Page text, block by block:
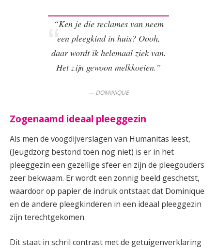
“Ken je die reclames van neem
een pleegkind in huis? Oooh,
daar wordt ik helemaal ziek van.
Het zijn gewoon melkkoeien.”
DOMINIQUE
Zogenaamd ideaal pleeggezin
Als men de voogdijverslagen van Humanitas leest,
(Jeugdzorg bestond toen nog niet) is er in het
pleeggezin een gezellige sfeer en zijn de pleegouders
zeer bekwaam. Er wordt een zonnig beeld geschetst,
waardoor op papier de indruk ontstaat dat Dominique
en de andere pleegkinderen in een ideaal pleeggezin
zijn terechtgekomen.
Dit staat in schril contrast met de getuigenverklaring